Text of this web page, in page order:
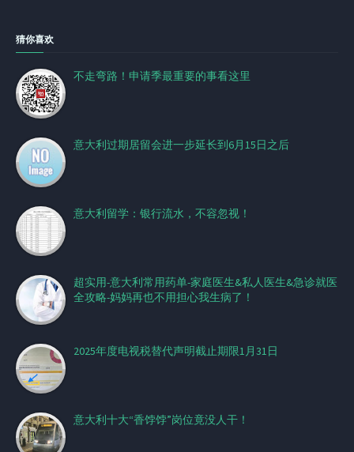
猜你喜欢
不走弯路！申请季最重要的事看这里
意大利过期居留会进一步延长到6月15日之后
意大利留学：银行流水，不容忽视！
超实用-意大利常用药单-家庭医生&私人医生&急诊就医
全攻略-妈妈再也不用担心我生病了！
2025年度电视税替代声明截止期限1月31日
意大利十大“香饽饽”岗位竟没人干！